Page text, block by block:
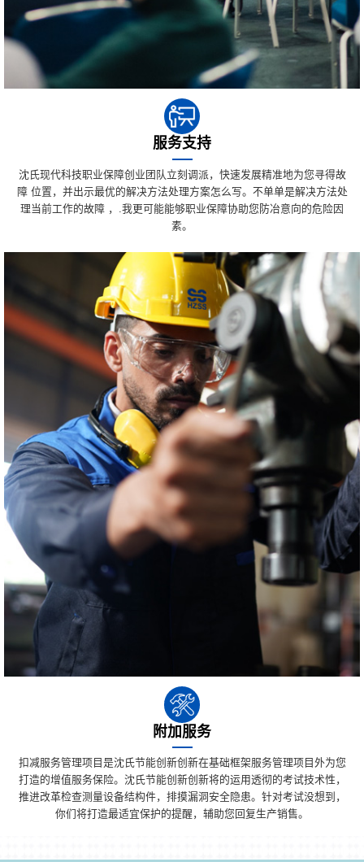
服务支持
沈氏现代科技职业保障创业团队立刻调派，快速发展精准地为您寻得故
障 位置，并出示最优的解决方法处理方案怎么写。不单单是解决方法处
理当前工作的故障 ，.我更可能能够职业保障协助您防冶意向的危险因
素。
附加服务
扣减服务管理项目是沈氏节能创新创新在基础框架服务管理项目外为您
打造的增值服务保险。沈氏节能创新创新将的运用透彻的考试技术性，
推进改革检查测量设备结构件，排摸漏洞安全隐患。针对考试没想到，
你们将打造最适宜保护的提醒，辅助您回复生产销售。